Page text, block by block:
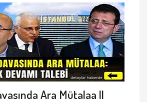
Ara Mütalaa ||